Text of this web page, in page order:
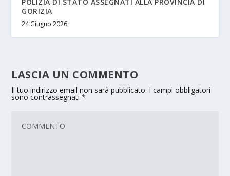
POLIZIA DI STATO ASSEGNATI ALLA PROVINCIA DI
GORIZIA
24 Giugno 2026
LASCIA UN COMMENTO
Il tuo indirizzo email non sarà pubblicato. I campi obbligatori
sono contrassegnati*